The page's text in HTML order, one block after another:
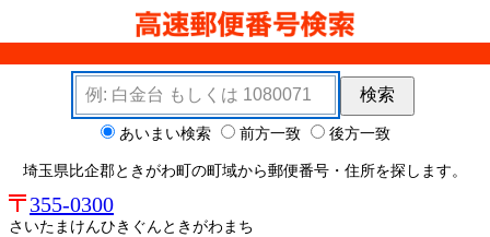
検索キーワード
検索
検索オプション あいまい検索 前方一致 後方一致
埼玉県比企郡ときがわ町の町域から郵便番号・住所を探します。
355-0300
さいたまけんひきぐんときがわまち